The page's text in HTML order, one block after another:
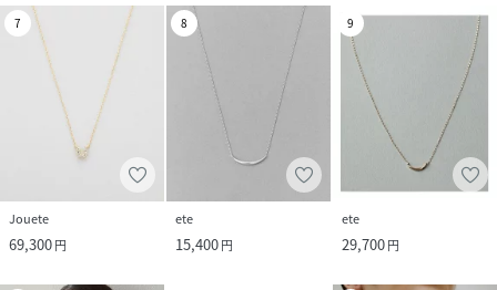
7
Jouete
69,300円
8
ete
15,400円
9
ete
29,700円